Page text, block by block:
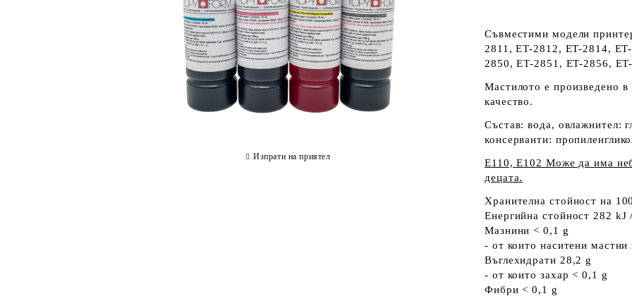
Съвместими модели
2811, ET-2812, ET-2814,
2850, ET-2851, ET-2856,
Мастилото е произведено в
качество.
Състав: вода, овлажнител:
консерванти:
Е110, E102 Може да има
децата.
Хранителна стойност на
Енергийна стойност 282 kJ
Мазнини < 0,1 g
- от които наситени мастни
Въглехидрати 28,2 g
- от които захар < 0,1 g
Фибри < 0,1 g
Изпрати на приятел